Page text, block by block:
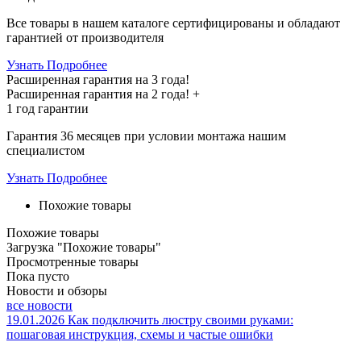
Все товары в нашем каталоге сертифицированы и обладают
гарантией от производителя
Узнать Подробнее
Расширенная гарантия на 3 года!
Расширенная гарантия на 2 года! +
1 год гарантии
Гарантия 36 месяцев при условии монтажа нашим
специалистом
Узнать Подробнее
Похожие товары
Похожие товары
Загрузка "Похожие товары"
Просмотренные товары
Пока пусто
Новости и обзоры
все новости
19.01.2026 Как подключить люстру своими руками:
пошаговая инструкция, схемы и частые ошибки